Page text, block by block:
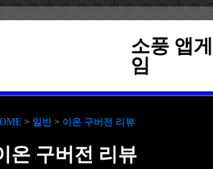
소풍 앱게
임
> 일반> 이온 구버전 리뷰
온 구버전 리뷰